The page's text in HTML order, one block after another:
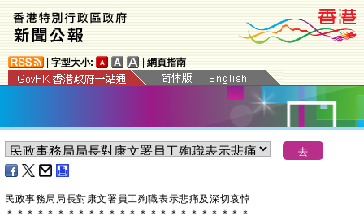
字型大小: 網頁指南
民政事務局局長對康文署員工殉職表示悲痛及深切哀悼
＊ ＊ ＊ ＊ ＊ ＊ ＊ ＊ ＊ ＊ ＊ ＊ ＊ ＊ ＊ ＊ ＊ ＊ ＊ ＊ ＊ ＊ ＊ ＊